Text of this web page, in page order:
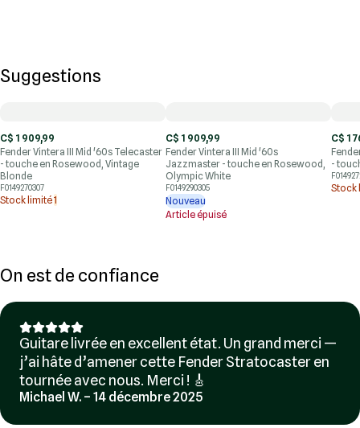
Suggestions
C$ 1 909,99
Fender Vintera III Mid '60s Telecaster
- touche en Rosewood, Vintage
Blonde
F0149270307
Stock limité1
C$ 1 909,99
Fender Vintera III Mid '60s
Jazzmaster - touche en Rosewood,
Olympic White
F0149290305
Nouveau
Article épuisé
C$ 1
-
Stock
On est de confiance
Guitare livrée en excellent état. Un grand merci —
j’ai hâte d’amener cette Fender Stratocaster en
tournée avec nous. Merci ! 🎸
Michael W. – 14 décembre 2025